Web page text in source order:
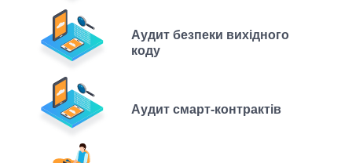
Аудит безпеки вихідного
коду
Аудит смарт-контрактів